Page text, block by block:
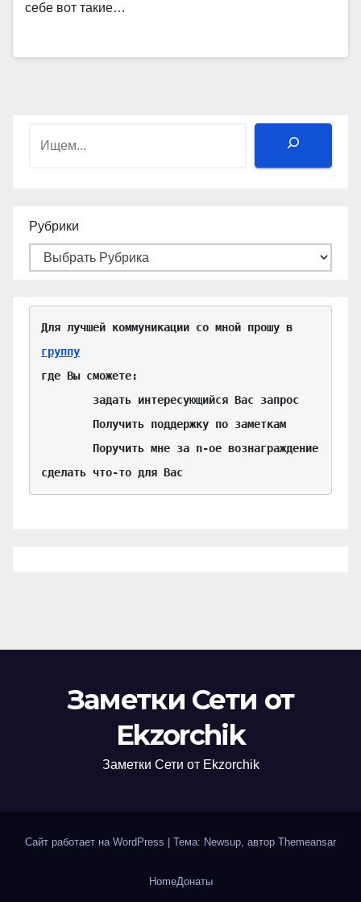
себе вот такие…
Поиск
Рубрики
группу
где Вы сможете:
сделать что-то для Вас
Заметки Сети от
Ekzorchik
Заметки Сети от Ekzorchik
Сайт работает на WordPress Тема: Newsup, автор Themeansar
HomeДонаты